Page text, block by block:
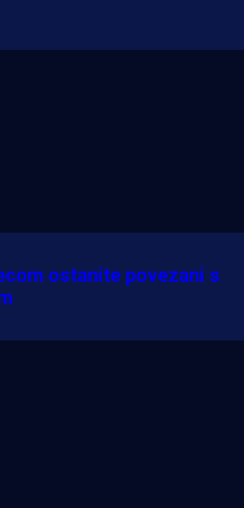
ostanite povezani s